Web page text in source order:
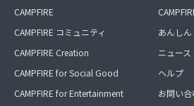
CAMPFIRE
CAMPFIRE コミュニティ
CAMPFIRE Creation
CAMPFIRE for Social Good
CAMPFIRE for Entertainment
あんし
ニュース
ヘルプ
お問い